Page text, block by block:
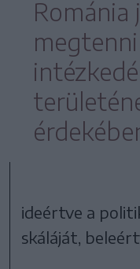
Románia
ideértve a
skáláját,